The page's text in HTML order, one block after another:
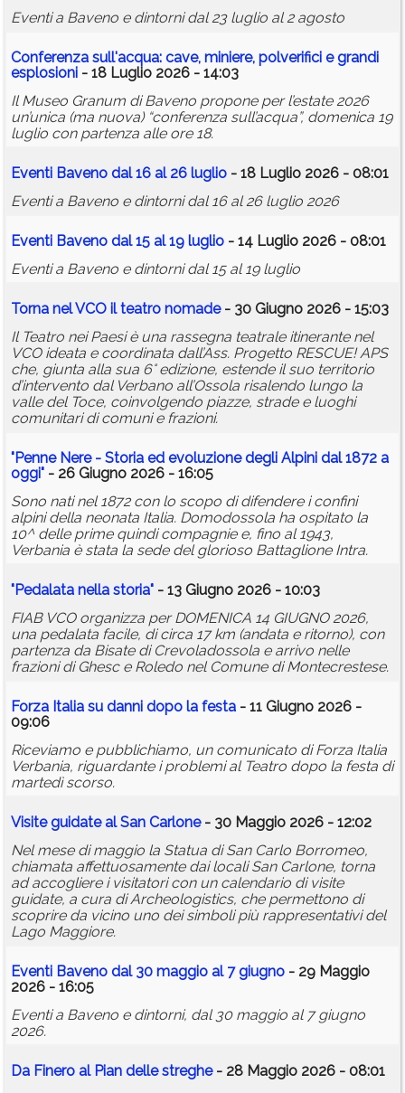
Eventi a Baveno e dintorni dal 23 luglio al 2 agosto
Conferenza sull'acqua: cave, miniere, polverifici e grandi
esplosioni - 18 Luglio 2026 - 14:03
Il Museo Granum di Baveno propone per l’estate 2026
un’unica (ma nuova) “conferenza sull’acqua”, domenica 19
luglio con partenza alle ore 18.
Eventi Baveno dal 16 al 26 luglio - 18 Luglio 2026 - 08:01
Eventi a Baveno e dintorni dal 16 al 26 luglio 2026
Eventi Baveno dal 15 al 19 luglio - 14 Luglio 2026 - 08:01
Eventi a Baveno e dintorni dal 15 al 19 luglio
Torna nel VCO il teatro nomade- 30 Giugno 2026 - 15:03
Il Teatro nei Paesi è una rassegna teatrale itinerante nel
VCO ideata e coordinata dall’Ass. Progetto RESCUE! APS
che, giunta alla sua 6° edizione, estende il suo territorio
d’intervento dal Verbano all’Ossola risalendo lungo la
valle del Toce, coinvolgendo piazze, strade e luoghi
comunitari di comuni e frazioni.
"Penne Nere - Storia ed evoluzione degli Alpini dal 1872 a
oggi" - 26 Giugno 2026 - 16:05
Sono nati nel 1872 con lo scopo di difendere i confini
alpini della neonata Italia. Domodossola ha ospitato la
10^ delle prime quindi compagnie e, fino al 1943,
Verbania è stata la sede del glorioso Battaglione Intra.
"Pedalata nella storia" - 13 Giugno 2026 - 10:03
FIAB VCO organizza per DOMENICA 14 GIUGNO 2026,
una pedalata facile, di circa 17 km (andata e ritorno), con
partenza da Bisate di Crevoladossola e arrivo nelle
frazioni di Ghesc e Roledo nel Comune di Montecrestese.
Forza Italia su danni dopo la festa - 11 Giugno 2026 -
09:06
Riceviamo e pubblichiamo, un comunicato di Forza Italia
Verbania, riguardante i problemi al Teatro dopo la festa di
martedì scorso.
Visite guidate al San Carlone- 30 Maggio 2026 - 12:02
Nel mese di maggio la Statua di San Carlo Borromeo,
chiamata affettuosamente dai locali San Carlone, torna
ad accogliere i visitatori con un calendario di visite
guidate, a cura di Archeologistics, che permettono di
scoprire da vicino uno dei simboli più rappresentativi del
Lago Maggiore.
Eventi Baveno dal 30 maggio al 7 giugno - 29 Maggio
2026 - 16:05
Eventi a Baveno e dintorni, dal 30 maggio al 7 giugno
2026.
Da Finero al Pian delle streghe- 28 Maggio 2026 - 08:01